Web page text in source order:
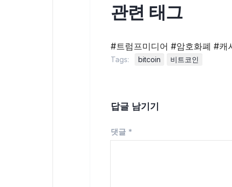
관련 태그
#트럼프미디어 #암호화폐 #캐
Tags: bitcoin 비트코인
답글 남기기
댓글 *